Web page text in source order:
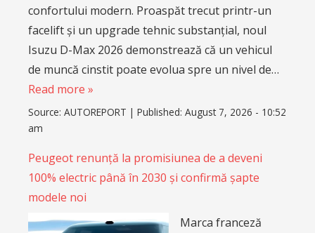
confortului modern. Proaspăt trecut printr-un
facelift și un upgrade tehnic substanțial, noul
Isuzu D-Max 2026 demonstrează că un vehicul
de muncă cinstit poate evolua spre un nivel de…
Read more »
Source: AUTOREPORT | Published: August 7, 2026 - 10:52
am
Peugeot renunță la promisiunea de a deveni
100% electric până în 2030 și confirmă șapte
modele noi
Marca franceză